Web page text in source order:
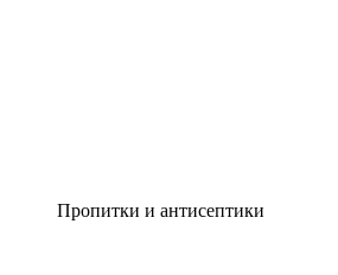
Пропитки и антисептики